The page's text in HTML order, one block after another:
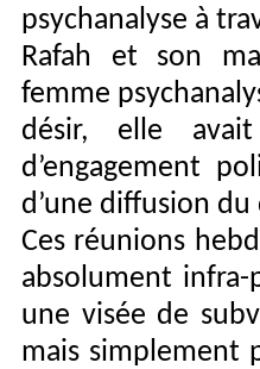
psychanalyse à
Rafah et son
femme
désir, elle
d’engagement
d’une diffusion
Ces réunions
absolument
une visée de
mais simplement